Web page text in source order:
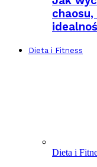
Dieta i Fitness
Dieta i